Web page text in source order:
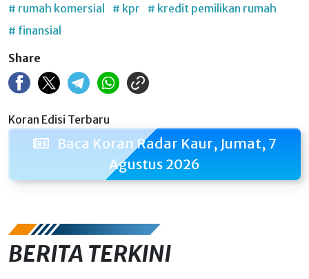
# rumah komersial
# kpr
# kredit pemilikan rumah
# finansial
Share
Koran Edisi Terbaru
Baca Koran Radar Kaur, Jumat, 7
Agustus 2026
BERITA TERKINI